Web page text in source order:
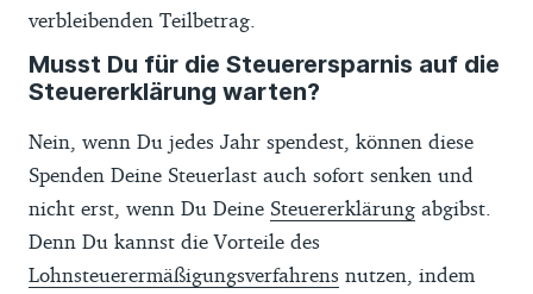
verbleibenden Teilbetrag.
Musst Du für die Steuerersparnis auf die
Steuererklärung warten?
Nein, wenn Du jedes Jahr spendest, können diese
Spenden Deine Steuerlast auch sofort senken und
nicht erst, wenn Du Deine Steuererklärung abgibst.
Denn Du kannst die Vorteile des
Lohnsteuerermäßigungsverfahrens nutzen, indem